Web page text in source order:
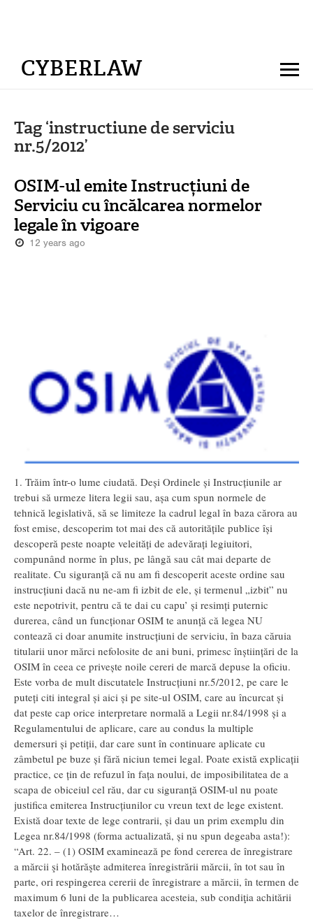
CYBERLAW
Tag ‘instructiune de serviciu
nr.5/2012’
OSIM-ul emite Instrucțiuni de
Serviciu cu încălcarea normelor
legale în vigoare
12 years ago
1. Trăim într-o lume ciudată. Deși Ordinele și Instrucțiunile ar
trebui să urmeze litera legii sau, așa cum spun normele de
tehnică legislativă, să se limiteze la cadrul legal în baza cărora au
fost emise, descoperim tot mai des că autoritățile publice își
descoperă peste noapte veleități de adevărați legiuitori,
compunând norme în plus, pe lângă sau cât mai departe de
realitate. Cu siguranță că nu am fi descoperit aceste ordine sau
instrucțiuni dacă nu ne-am fi izbit de ele, și termenul „izbit” nu
este nepotrivit, pentru că te dai cu capu’ și resimți puternic
durerea, când un funcționar OSIM te anunță că legea NU
contează ci doar anumite instrucțiuni de serviciu, în baza căruia
titularii unor mărci nefolosite de ani buni, primesc înștiințări de la
OSIM în ceea ce privește noile cereri de marcă depuse la oficiu.
Este vorba de mult discutatele Instrucțiuni nr.5/2012, pe care le
puteți citi integral și aici și pe site-ul OSIM, care au încurcat și
dat peste cap orice interpretare normală a Legii nr.84/1998 și a
Regulamentului de aplicare, care au condus la multiple
demersuri și petiții, dar care sunt în continuare aplicate cu
zâmbetul pe buze și fără niciun temei legal. Poate există explicații
practice, ce țin de refuzul în fața noului, de imposibilitatea de a
scapa de obiceiul cel rău, dar cu siguranță OSIM-ul nu poate
justifica emiterea Instrucțiunilor cu vreun text de lege existent.
Există doar texte de lege contrarii, și dau un prim exemplu din
Legea nr.84/1998 (forma actualizată, și nu spun degeaba asta!):
“Art. 22. – (1) OSIM examinează pe fond cererea de înregistrare
a mărcii şi hotărăşte admiterea înregistrării mărcii, în tot sau în
parte, ori respingerea cererii de înregistrare a mărcii, în termen de
maximum 6 luni de la publicarea acesteia, sub condiţia achitării
taxelor de înregistrare…